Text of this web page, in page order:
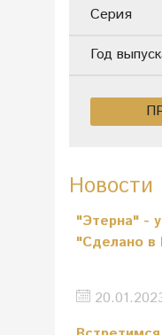
Серия
Год
Новости
"Этерна" -
"Сделано